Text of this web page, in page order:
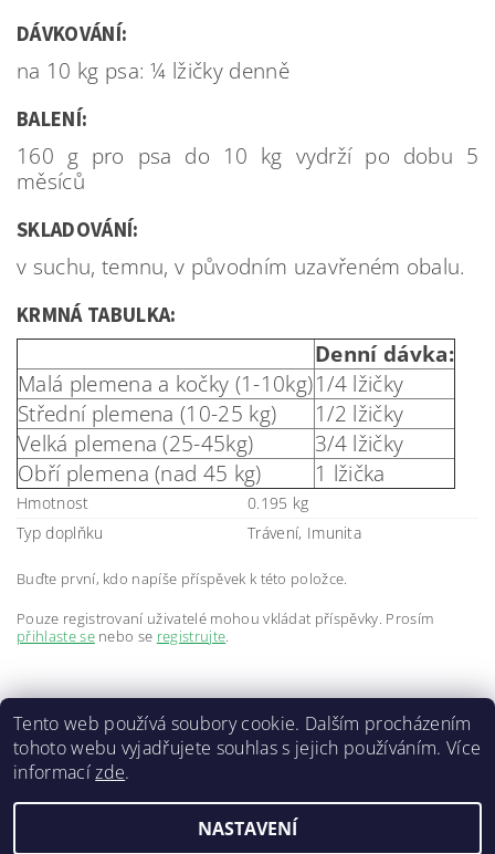
DÁVKOVÁNÍ:
na 10 kg psa: ¼ lžičky denně
BALENÍ:
160 g pro psa do 10 kg vydrží po dobu 5
měsíců
SKLADOVÁNÍ:
v suchu, temnu, v původním uzavřeném obalu.
KRMNÁ TABULKA:
Denní dávka:
Malá plemena a kočky (1-10kg)1/4 lžičky
Střední plemena (10-25 kg)
1/2 lžičky
Velká plemena (25-45kg)
3/4 lžičky
Obří plemena (nad 45 kg)
1 lžička
Hmotnost
0.195 kg
Typ doplňku
Trávení, Imunita
Buďte první, kdo napíše příspěvek k této položce.
Pouze registrovaní uživatelé mohou vkládat příspěvky. Prosím
přihlaste senebo se registrujte.
Doprava a platba
Tento web používá soubory cookie. Dalším procházením
tohoto webu vyjadřujete souhlas s jejich používáním. Více
informacízde.
NASTAVENÍ